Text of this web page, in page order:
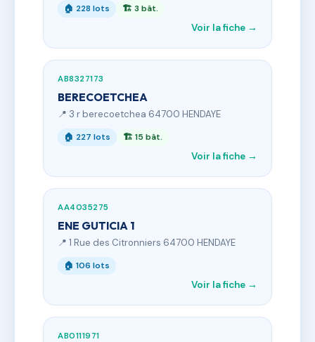
🏠 228 lots 🏗 3 bât.
Voir la fiche →
AB8327173
BERECOETCHEA
📍 3 r berecoetchea 64700 HENDAYE
🏠 227 lots 🏗 15 bât.
Voir la fiche →
AA4035275
ENE GUTICIA 1
📍 1 Rue des Citronniers 64700 HENDAYE
🏠 106 lots
Voir la fiche →
AB0111971